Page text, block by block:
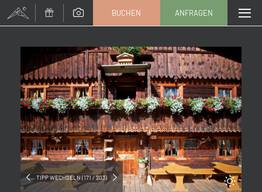
BUCHEN ANFRAGEN
TIPP WECHSELN (171 / 203)
Anrede
Familie Herr Frau
Vorname Nachname*
E-Mail*